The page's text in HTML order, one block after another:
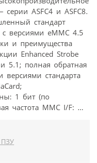
ASFC4 и ASFC8.
стандарт
с версиями eMMC 4.5
и преимущества
Enhanced Strobe
5.1; полная обратная
версиями стандарта
1 бит (по
частота MMC I/F: ...